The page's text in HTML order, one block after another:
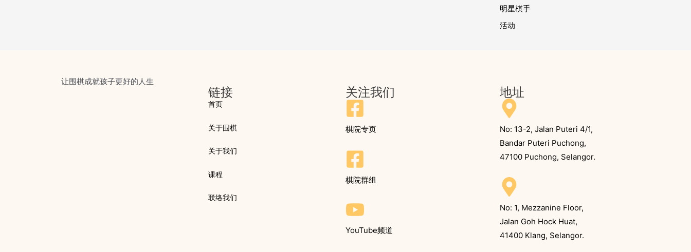
明星棋手
活动
让围棋成就孩子更好的人生
链接
首页
关于围棋
关于我们
课程
联络我们
关注我们
棋院专页
棋院群组
YouTube频道
地址
No: 13-2, Jalan Puteri 4/1,
Bandar Puteri Puchong,
47100 Puchong, Selangor.
No: 1, Mezzanine Floor,
Jalan Goh Hock Huat,
41400 Klang, Selangor.